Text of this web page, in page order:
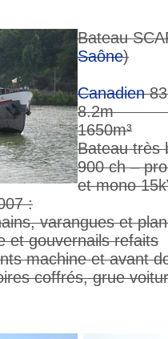
Bateau
Saône)
Canadien
8.2m
1650m³
Bateau très
900 ch –
et mono
:
varangues et
et gouvernails refaits
machine et avant
coffrés, grue